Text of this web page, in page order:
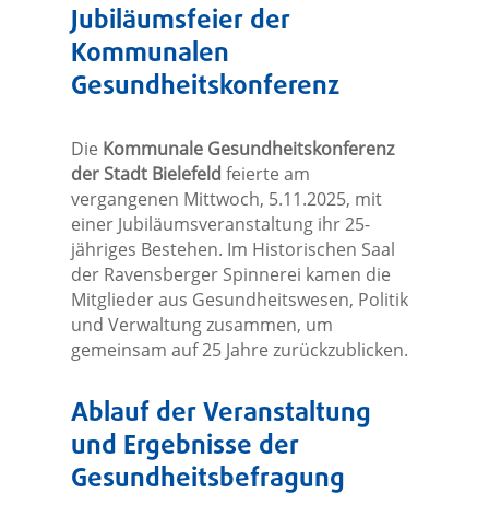
Jubiläumsfeier der
Kommunalen
Gesundheitskonferenz
Die Kommunale Gesundheitskonferenz
der Stadt Bielefeld feierte am
vergangenen Mittwoch, 5.11.2025, mit
einer Jubiläumsveranstaltung ihr 25-
jähriges Bestehen. Im Historischen Saal
der Ravensberger Spinnerei kamen die
Mitglieder aus Gesundheitswesen, Politik
und Verwaltung zusammen, um
gemeinsam auf 25 Jahre zurückzublicken.
Ablauf der Veranstaltung
und Ergebnisse der
Gesundheitsbefragung